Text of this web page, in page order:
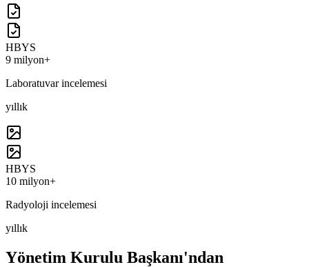
HBYS
9 milyon+
Laboratuvar incelemesi
yıllık
HBYS
10 milyon+
Radyoloji incelemesi
yıllık
Yönetim Kurulu Başkanı'ndan